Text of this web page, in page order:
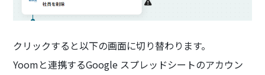
クリックすると以下の画面に切り替わります。
Yoomと連携するGoogle スプレッドシートのアカウン